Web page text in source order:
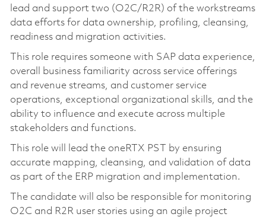
lead and support two (O2C/R2R) of the workstreams
data efforts for data ownership, profiling, cleansing,
readiness and migration activities.
This role requires someone with SAP data experience,
overall business familiarity across service offerings
and revenue streams, and customer service
operations, exceptional organizational skills, and the
ability to influence and execute across multiple
stakeholders and functions.
This role will lead the oneRTX PST by ensuring
accurate mapping, cleansing, and validation of data
as part of the ERP migration and implementation.
The candidate will also be responsible for monitoring
O2C and R2R user stories using an agile project